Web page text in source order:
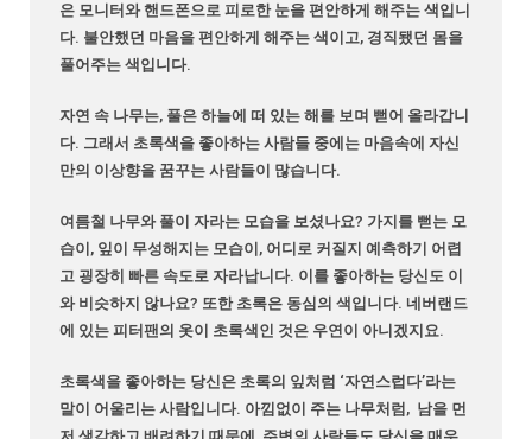
은 모니터와 핸드폰으로 피로한 눈을 편안하게 해주는 색입니
다. 불안했던 마음을 편안하게 해주는 색이고, 경직됐던 몸을
풀어주는 색입니다.
자연 속 나무는, 풀은 하늘에 떠 있는 해를 보며 뻗어 올라갑니
다. 그래서 초록색을 좋아하는 사람들 중에는 마음속에 자신
만의 이상향을 꿈꾸는 사람들이 많습니다.
여름철 나무와 풀이 자라는 모습을 보셨나요? 가지를 뻗는 모
습이, 잎이 무성해지는 모습이, 어디로 커질지 예측하기 어렵
고 굉장히 빠른 속도로 자라납니다. 이를 좋아하는 당신도 이
와 비슷하지 않나요? 또한 초록은 동심의 색입니다. 네버랜드
에 있는 피터팬의 옷이 초록색인 것은 우연이 아니겠지요.
초록색을 좋아하는 당신은 초록의 잎처럼 ‘자연스럽다’라는
말이 어울리는 사람입니다. 아낌없이 주는 나무처럼, 남을 먼